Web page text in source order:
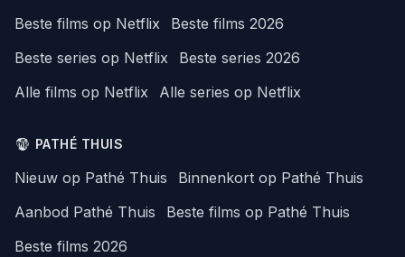
Beste films op Netflix
Beste films 2026
Beste series op Netflix
Beste series 2026
Alle films op Netflix
Alle series op Netflix
PATHÉ THUIS
Nieuw op Pathé Thuis
Binnenkort op Pathé Thuis
Aanbod Pathé Thuis
Beste films op Pathé Thuis
Beste films 2026